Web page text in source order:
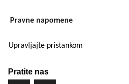
Pravne napomene
Upravljajte pristankom
Pratite nas